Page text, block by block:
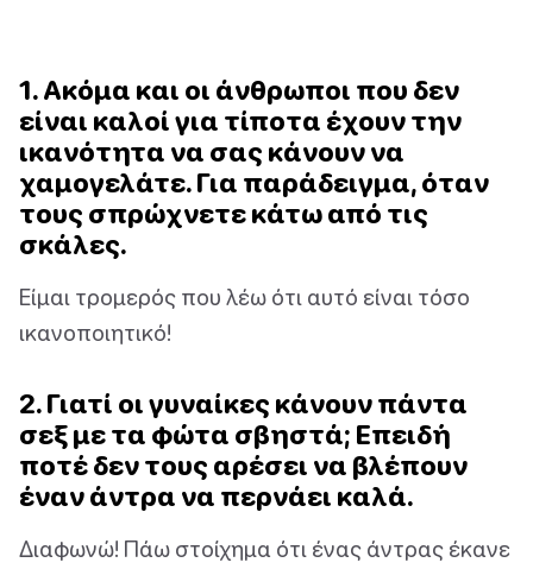
1. Ακόμα και οι άνθρωποι που δεν
είναι καλοί για τίποτα έχουν την
ικανότητα να σας κάνουν να
χαμογελάτε. Για παράδειγμα, όταν
τους σπρώχνετε κάτω από τις
σκάλες.
Είμαι τρομερός που λέω ότι αυτό είναι τόσο
ικανοποιητικό!
2. Γιατί οι γυναίκες κάνουν πάντα
σεξ με τα φώτα σβηστά; Επειδή
ποτέ δεν τους αρέσει να βλέπουν
έναν άντρα να περνάει καλά.
Διαφωνώ! Πάω στοίχημα ότι ένας άντρας έκανε